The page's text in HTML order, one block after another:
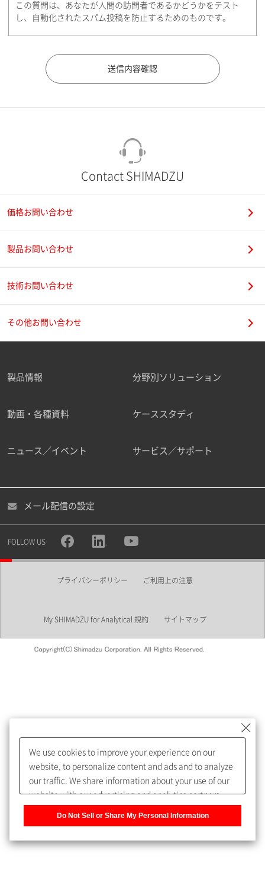
都道府県（勤務先）
ご勤務先
職種
めします。
My SHIMADZU for Analyticalへ登録いただくと、技術情報や
取扱説明書・Webinarなどの閲覧ができます。
うになります。
この質問は、あなたが人間の訪問者であるかどうかをテスト
し、自動化されたスパム投稿を防止するためのものです。
Contact SHIMADZU
価格お問い合わせ
製品お問い合わせ
技術お問い合わせ
その他お問い合わせ
製品情報 分野別ソリューション
動画・各種資料 ケーススタディ
ニュース／イベント サービス／サポート
メール配信の設定
FOLLOW US
プライバシーポリシー ご利用上の注意
My SHIMADZU for Analytical 規約 サイトマップ
We use cookies to improve your experience on our
website, to personalize content and ads and to analyze
our traffic. We share information about your use of our
website with our advertising and analytics partners,
Do Not Sell or Share My Personal Information